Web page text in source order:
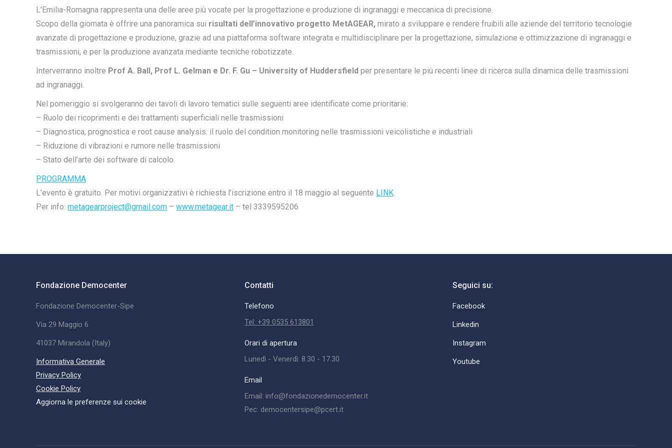
L’Emilia-Romagna rappresenta una delle aree più vocate per la progettazione e produzione di ingranaggi e meccanica di precisione.
Scopo della giornata è offrire una panoramica sui risultati dell’innovativo progetto MetAGEAR, mirato a sviluppare e rendere fruibili alle aziende del territorio tecnologie
avanzate di progettazione e produzione, grazie ad una piattaforma software integrata e multidisciplinare per la progettazione, simulazione e ottimizzazione di ingranaggi e
trasmissioni, e per la produzione avanzata mediante tecniche robotizzate.
Interverranno inoltre Prof A. Ball, Prof L. Gelman e Dr. F. Gu – University of Huddersfield per presentare le più recenti linee di ricerca sulla dinamica delle trasmissioni
ad ingranaggi.
Nel pomeriggio si svolgeranno dei tavoli di lavoro tematici sulle seguenti aree identificate come prioritarie:
– Ruolo dei ricoprimenti e dei trattamenti superficiali nelle trasmissioni
– Diagnostica, prognostica e root cause analysis: il ruolo del condition monitoring nelle trasmissioni veicolistiche e industriali
– Riduzione di vibrazioni e rumore nelle trasmissioni
– Stato dell’arte dei software di calcolo.
PROGRAMMA
L’evento è gratuito. Per motivi organizzativi è richiesta l’iscrizione entro il 18 maggio al seguente LINK.
Per info: metagearproject@gmail.com – www.metagear.it – tel 3339595206
Fondazione Democenter
Fondazione Democenter-Sipe
Via 29 Maggio 6
41037 Mirandola (Italy)
Informativa Generale
Privacy Policy
Cookie Policy
Aggiorna le preferenze sui cookie
Contatti
Telefono
Tel: +39 0535 613801
Orari di apertura
Lunedì - Venerdì: 8.30 - 17.30
Email
Email: info@fondazionedemocenter.it
Pec: democentersipe@pcert.it
Seguici su:
Facebook
Linkedin
Instagram
Youtube